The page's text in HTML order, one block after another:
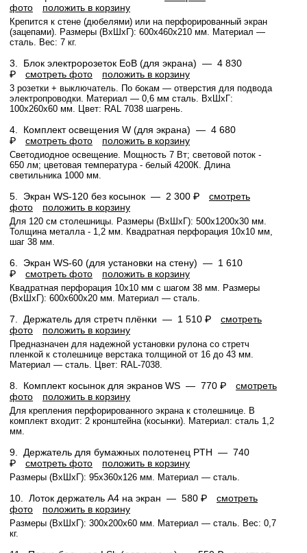
фото
положить в корзину
Крепится к стене (дюбелями) или на перфорированный экран
(зацепами). Размеры (ВхШхГ): 600x460x210 мм. Материал —
сталь. Вес: 7 кг.
3. Блок электророзеток EoB (для экрана) — 4 830
₽
смотреть фото положить в корзину
3 розетки + выключатель. По бокам — отверстия для подвода
электропроводки. Материал — 0,6 мм сталь. ВхШхГ:
100х260х60 мм. Цвет: RAL 7038 шагрень.
4. Комплект освещения W (для экрана) — 4 680
₽
смотреть фото положить в корзину
Светодиодное освещение. Мощность 7 Вт; световой поток -
650 лм; цветовая температура - белый 4200К. Длина
светильника 1000 мм.
5. Экран WS-120 без косынок — 2 300 ₽
смотреть
фото
положить в корзину
Для 120 см столешницы. Размеры (ВхШхГ): 500x1200x30 мм.
Толщина металла - 1,2 мм. Квадратная перфорация 10х10 мм,
шаг 38 мм.
6. Экран WS-60 (для установки на стену) — 1 610
₽
смотреть фото положить в корзину
Квадратная перфорация 10х10 мм с шагом 38 мм. Размеры
(ВхШхГ): 600x600x20 мм. Материал — сталь.
7. Держатель для стретч плёнки — 1 510 ₽
смотреть
фото
положить в корзину
Предназначен для надежной установки рулона со стретч
пленкой к столешнице верстака толщиной от 16 до 43 мм.
Материал — сталь. Цвет: RAL-7038.
8. Комплект косынок для экранов WS — 770 ₽
смотреть
фото
положить в корзину
Для крепления перфорированного экрана к столешнице. В
комплект входит: 2 кронштейна (косынки). Материал: сталь 1,2
мм.
9. Держатель для бумажных полотенец PTH — 740
₽
смотреть фото положить в корзину
Размеры (ВхШхГ): 95x360x126 мм. Материал — сталь.
10. Лоток держатель А4 на экран — 580 ₽
смотреть
фото
положить в корзину
Размеры (ВхШхГ): 300x200x60 мм. Материал — сталь. Вес: 0,7
кг.